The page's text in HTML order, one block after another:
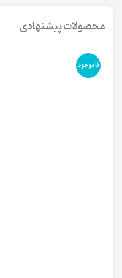
محصولات پیشنهادی
ناموجود